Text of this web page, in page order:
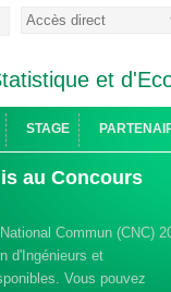
et
STAGE
au Concours
Commun (CNC)
d'Ingénieurs et
Vous pouvez